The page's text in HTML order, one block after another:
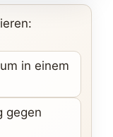
in einem
gegen